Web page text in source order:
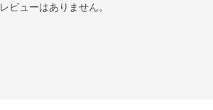
レビューはありません。